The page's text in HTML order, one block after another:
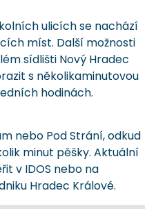
ulicích se nachází
míst. Další možnosti
sídlišti Nový Hradec
s několikaminutovou
hodinách.
nebo Pod Strání, odkud
minut pěšky. Aktuální
v IDOS nebo na
Hradec Králové.